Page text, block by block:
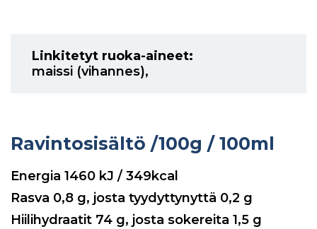
Linkitetyt ruoka-aineet:
maissi (vihannes),
Ravintosisältö /100g / 100ml
Energia 1460 kJ / 349kcal
Rasva 0,8 g, josta tyydyttynyttä 0,2 g
Hiilihydraatit 74 g, josta sokereita 1,5 g